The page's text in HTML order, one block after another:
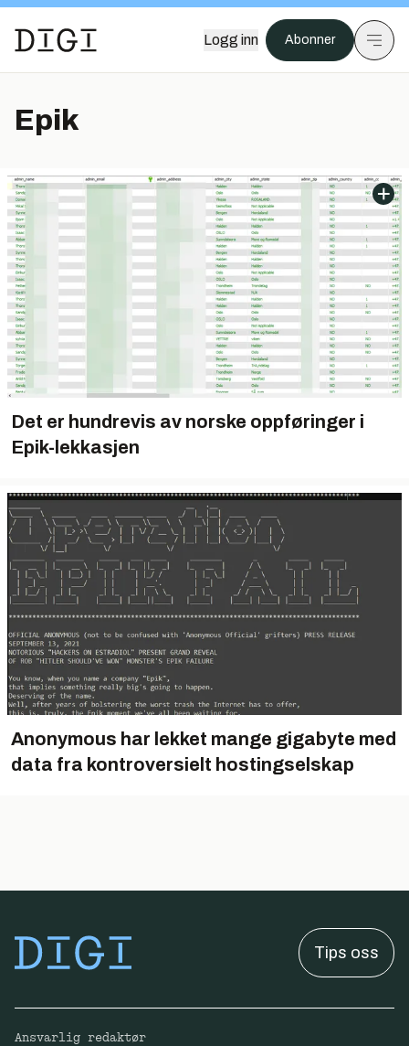
Logg inn Abonner
Epik
Det er hundrevis av norske oppføringer i
Epik-lekkasjen
Anonymous har lekket mange gigabyte med
data fra kontroversielt hostingselskap
Tips oss
Ansvarlig redaktør